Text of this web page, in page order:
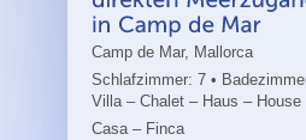
Camp de Mar, Mallorca
Schlafzimmer: 7 •
Villa – Chalet – Haus – House
Casa – Finca